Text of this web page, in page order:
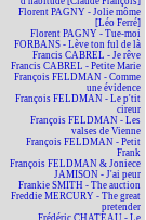
Florent PAGNY - Jolie môme
[Léo Ferré]
Florent PAGNY - Tue-moi
FORBANS - Lève ton ful de là
Francis CABREL - Je rêve
Francis CABREL - Petite Marie
François FELDMAN - Comme
une évidence
François FELDMAN - Le p'tit
cireur
François FELDMAN - Les
valses de Vienne
François FELDMAN - Petit
Frank
François FELDMAN & Joniece
JAMISON - J'ai peur
Frankie SMITH - The auction
Freddie MERCURY - The great
pretender
Frédéric CHATEAU - Le